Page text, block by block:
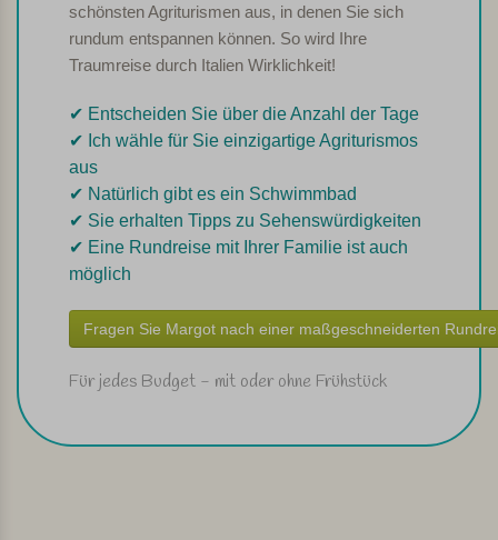
schönsten Agriturismen aus, in denen Sie sich
rundum entspannen können. So wird Ihre
Traumreise durch Italien Wirklichkeit!
✔︎ Entscheiden Sie über die Anzahl der Tage
✔︎ Ich wähle für Sie einzigartige Agriturismos
aus
✔︎ Natürlich gibt es ein Schwimmbad
✔︎ Sie erhalten Tipps zu Sehenswürdigkeiten
✔︎ Eine Rundreise mit Ihrer Familie ist auch
möglich
Fragen Sie Margot nach einer maßgeschneiderten
Für jedes Budget - mit oder ohne Frühstück